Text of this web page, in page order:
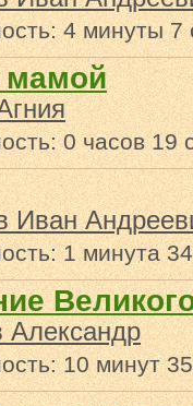
4 минуты 7
мамой
0 часов 19
Иван
1 минута
Александр
10 минут